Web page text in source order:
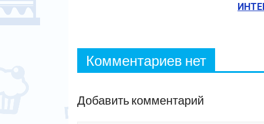
Комментариев нет
Добавить комментарий